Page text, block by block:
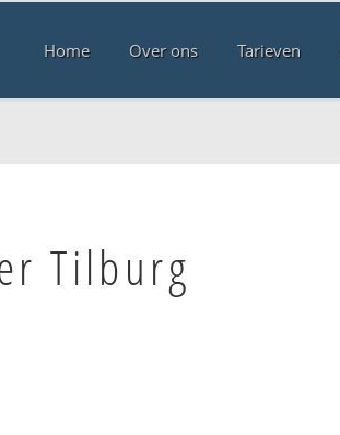
Home Over ons Tarieven
Tilburg